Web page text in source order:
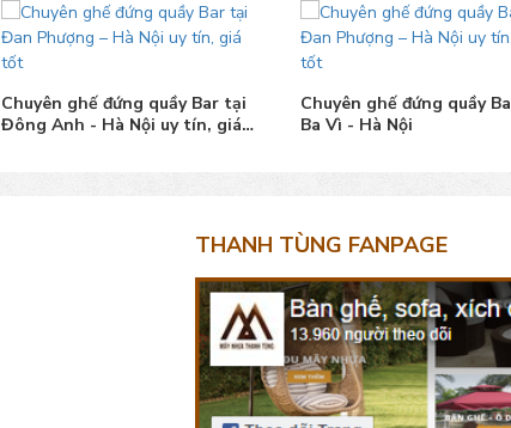
Chuyên ghế đứng quầy Bar tại
Đông Anh - Hà Nội uy tín, giá
Chuyên ghế đứng quầy
Ba Vì - Hà Nội
THANH TÙNG FANPAGE